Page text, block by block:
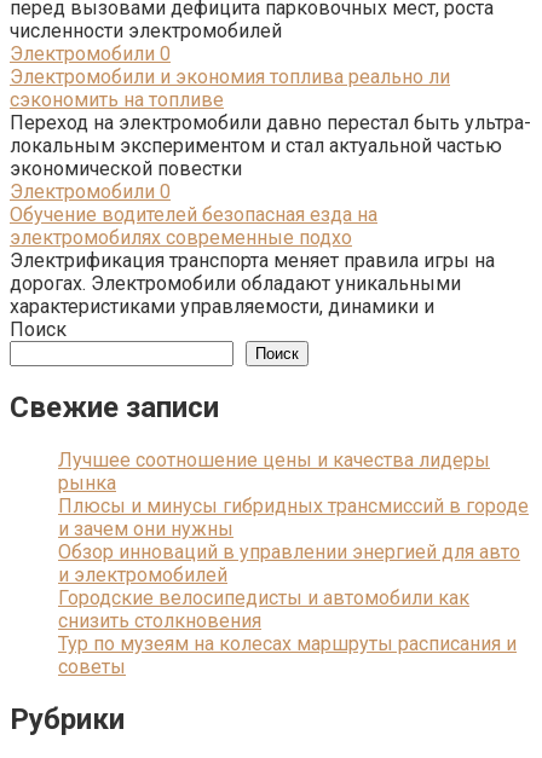
перед вызовами дефицита парковочных мест, роста
численности электромобилей
Электромобили 0
Электромобили и экономия топлива реально ли
сэкономить на топливе
Переход на электромобили давно перестал быть ультра-
локальным экспериментом и стал актуальной частью
экономической повестки
Электромобили 0
Обучение водителей безопасная езда на
электромобилях современные подхо
Электрификация транспорта меняет правила игры на
дорогах. Электромобили обладают уникальными
характеристиками управляемости, динамики и
Поиск
Поиск
Свежие записи
Лучшее соотношение цены и качества лидеры
рынка
Плюсы и минусы гибридных трансмиссий в городе
и зачем они нужны
Обзор инноваций в управлении энергией для авто
и электромобилей
Городские велосипедисты и автомобили как
снизить столкновения
Тур по музеям на колесах маршруты расписания и
советы
Рубрики